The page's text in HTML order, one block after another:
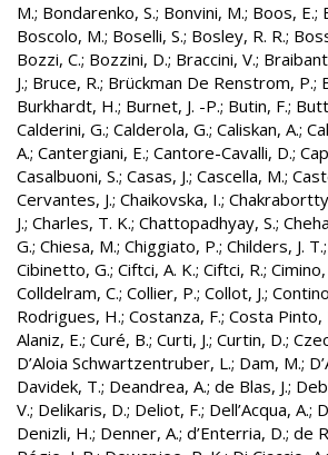
M.; Bondarenko, S.; Bonvini, M.; Boos, E.;
Boscolo, M.; Boselli, S.; Bosley, R. R.;
Bozzi, C.; Bozzini, D.; Braccini, V.;
J.; Bruce, R.; Brückman De Renstrom, P.;
Burkhardt, H.; Burnet, J. -P.; Butin, F.;
Calderini, G.; Calderola, G.; Caliskan, A.;
A.; Cantergiani, E.; Cantore-Cavalli, D.;
Casalbuoni, S.; Casas, J.; Cascella, M.;
Cervantes, J.; Chaikovska, I.;
J.; Charles, T. K.; Chattopadhyay, S.;
G.; Chiesa, M.; Chiggiato, P.; Childers, J. T.;
Cibinetto, G.; Ciftci, A. K.; Ciftci, R.; Cimino,
Colldelram, C.; Collier, P.; Collot, J.;
Rodrigues, H.; Costanza, F.; Costa Pinto,
Alaniz, E.; Curé, B.; Curti, J.; Curtin, D.;
D’Aloia Schwartzentruber, L.; Dam, M.;
Davidek, T.; Deandrea, A.; de Blas, J.;
V.; Delikaris, D.; Deliot, F.; Dell’Acqua, A.;
Denizli, H.; Denner, A.; d’Enterria, D.; de